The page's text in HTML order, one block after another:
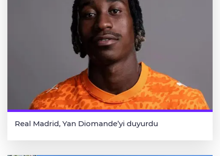
Real Madrid, Yan Diomande’yi duyurdu